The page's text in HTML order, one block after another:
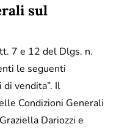
sul
7 e 12 del Dlgs. n.
le seguenti
vendita”. Il
Condizioni Generali
Dariozzi e